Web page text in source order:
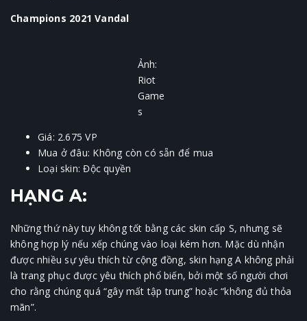
Champions 2021 Vandal
Ảnh:
Riot
Game
s
Giá: 2.675 VP
Mua ở đâu: Không còn có sẵn để mua
Loại skin: Độc quyền
HẠNG A:
Những thứ này tuy không tốt bằng các skin cấp S, nhưng sẽ
không hợp lý nếu xếp chúng vào loại kém hơn. Mặc dù nhận
được nhiều sự yêu thích từ cộng đồng, skin hạng A không phải
là trang phục được yêu thích phổ biến, bởi một số người chơi
cho rằng chúng quá “gây mất tập trung” hoặc “không đủ thỏa
mãn”.